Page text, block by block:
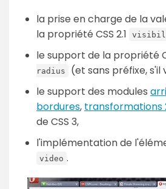
la prise en charge de la
la propriété CSS 2.1
le support de la propriété
radius
(et sans préfixe, s'il
le support des modules
bordures, transformations
de CSS 3,
l'implémentation de
video .